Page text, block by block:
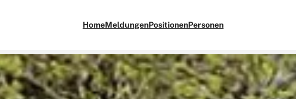
HomeMeldungenPositionenPersonen